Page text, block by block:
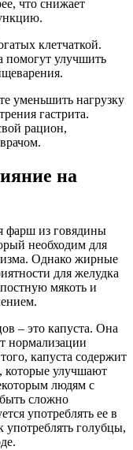
что снижает
клетчаткой.
помогут улучшить
уменьшить нагрузку
гастрита.
рацион,
на
фарш из говядины
необходим для
Однако жирные
для желудка
мякоть и
– это капуста. Она
нормализации
капуста содержит
которые улучшают
людям с
сложно
употреблять ее в
употреблять голубцы,